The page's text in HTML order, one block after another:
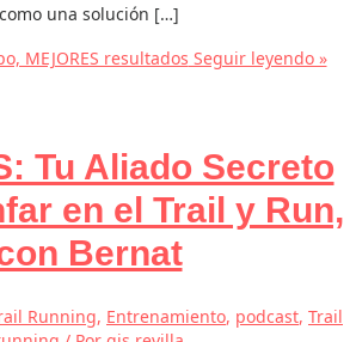
como una solución […]
MEJORES resultados Seguir leyendo »
Tu Aliado Secreto
en el Trail y Run,
Bernat
Running, Entrenamiento, podcast, Trail